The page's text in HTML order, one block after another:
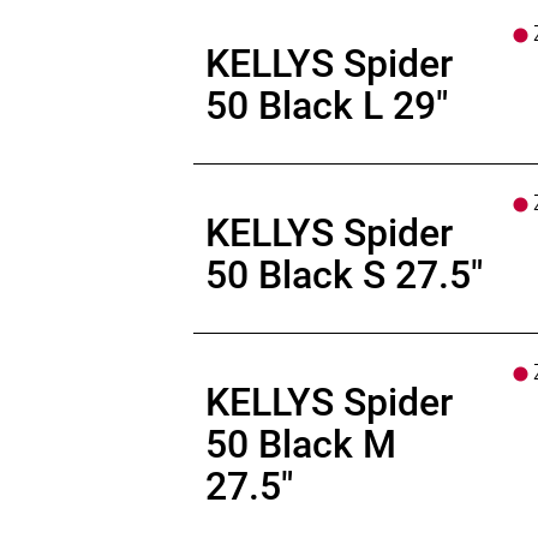
KELLYS Spider
50 Black L 29"
KELLYS Spider
50 Black S 27.5"
KELLYS Spider
50 Black M
27.5"